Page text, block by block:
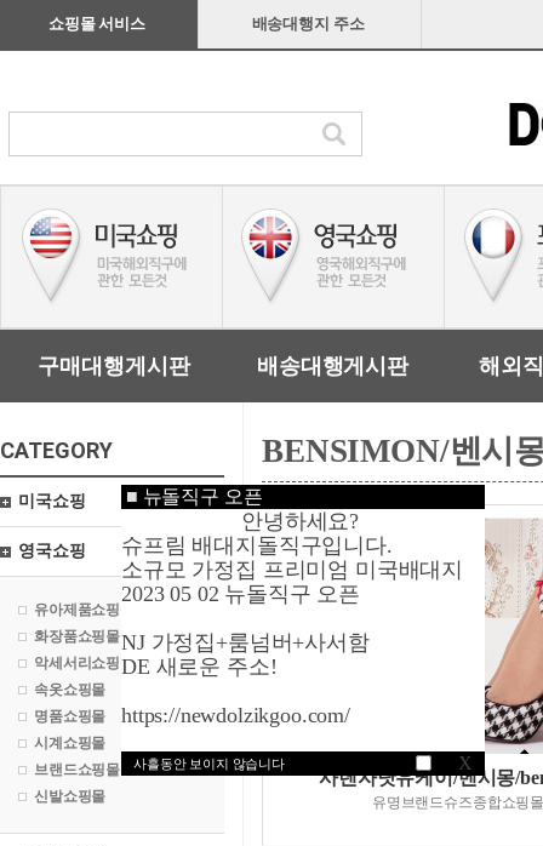
■ 뉴돌직구 오픈
안녕하세요?
슈프림 배대지돌직구입니다.
소규모 가정집 프리미엄 미국배대지
2023 05 02 뉴돌직구 오픈
NJ 가정집+룸넘버+사서함
DE 새로운 주소!
https://newdolzikgoo.com/
사흘동안 보이지 않습니다 X
쇼핑몰 서비스 배송대행지 주소
구매대행게시판 배송대행게시판 해외
CATEGORY
미국쇼핑
영국쇼핑
유아제품쇼핑몰
화장품쇼핑몰
악세서리쇼핑몰
속옷쇼핑몰
명품쇼핑몰
시계쇼핑몰
브랜드쇼핑몰
신발쇼핑몰
BENSIMON/벤시
사렌자닷유케이/벤시몽/
유명브랜드슈즈종합쇼핑